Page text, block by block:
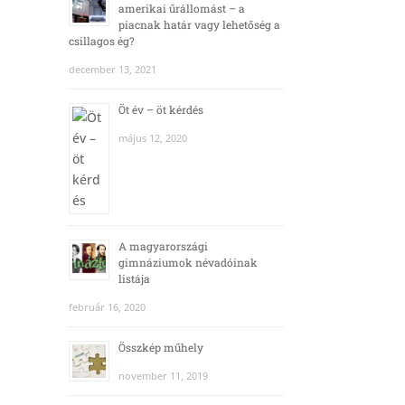
amerikai űrállomást – a
piacnak határ vagy lehetőség a
csillagos ég?
december 13, 2021
Öt év – öt kérdés
május 12, 2020
A magyarországi
gimnáziumok névadóinak
listája
február 16, 2020
Összkép műhely
november 11, 2019